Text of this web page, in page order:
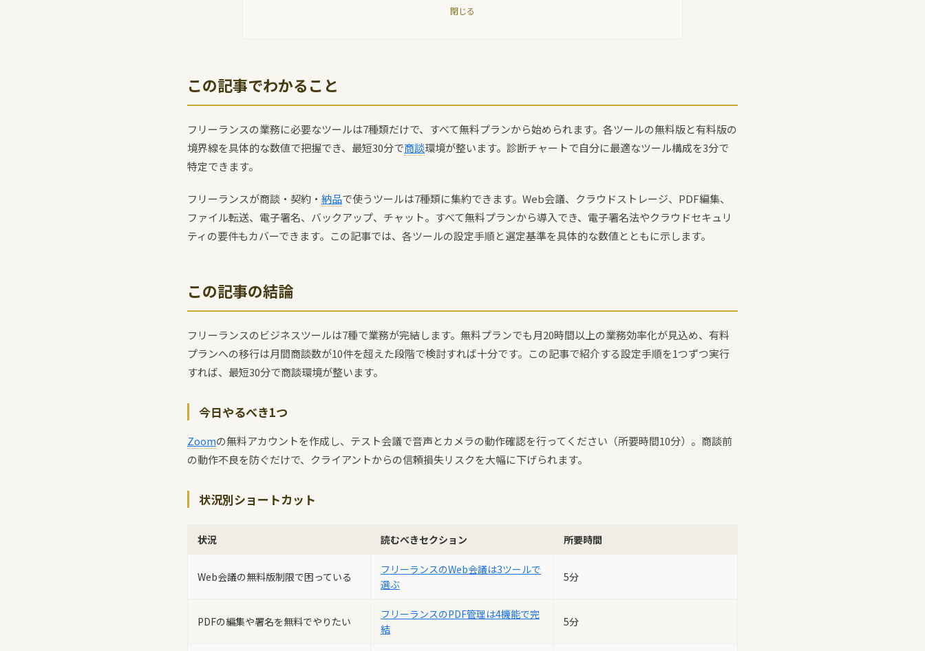
閉じる
この記事でわかること
フリーランスの業務に必要なツールは7種類だけで、すべて無料プランから始められます。各ツールの無料版と有料版の
境界線を具体的な数値で把握でき、最短30分で商談環境が整います。診断チャートで自分に最適なツール構成を3分で
特定できます。
フリーランスが商談・契約・ 納品で使うツールは7種類に集約できます。Web会議、クラウドストレージ、PDF編集、
ファイル転送、電子署名、バックアップ、チャット。すべて無料プランから導入でき、電子署名法やクラウドセキュリ
ティの要件もカバーできます。この記事では、各ツールの設定手順と選定基準を具体的な数値とともに示します。
この記事の結論
フリーランスのビジネスツールは7種で業務が完結します。無料プランでも月20時間以上の業務効率化が見込め、有料
プランへの移行は月間商談数が10件を超えた段階で検討すれば十分です。この記事で紹介する設定手順を1つずつ実行
すれば、最短30分で商談環境が整います。
今日やるべき1つ
Zoomの無料アカウントを作成し、テスト会議で音声とカメラの動作確認を行ってください（所要時間10分）。商談前
の動作不良を防ぐだけで、クライアントからの信頼損失リスクを大幅に下げられます。
状況別ショートカット
状況 読むべきセクション 所要時間
Web会議の無料版制限で困っている
フリーランスのWeb会議は3ツールで
選ぶ
5分
PDFの編集や署名を無料でやりたい
フリーランスのPDF管理は4機能で完
結
5分